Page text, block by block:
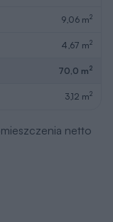
9,06 m2
4,67 m2
70,0 m2
3,12 m2
netto